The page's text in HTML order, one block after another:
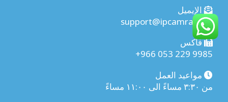
الإيميل
support@ipcamra.com
فاكس
+966 053 229 9985
من ٣:٣٠ مساءً الى ١١:٠٠ مساءً